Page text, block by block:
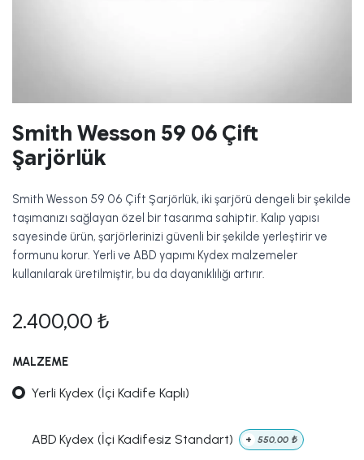
Smith Wesson 59 06 Çift
Şarjörlük
Smith Wesson 59 06 Çift Şarjörlük, iki şarjörü dengeli bir şekilde
taşımanızı sağlayan özel bir tasarıma sahiptir. Kalıp yapısı
sayesinde ürün, şarjörlerinizi güvenli bir şekilde yerleştirir ve
formunu korur. Yerli ve ABD yapımı Kydex malzemeler
kullanılarak üretilmiştir, bu da dayanıklılığı artırır.
2.400,00 ₺
MALZEME
Yerli Kydex (İçi Kadife Kaplı)
ABD Kydex (İçi Kadifesiz Standart) + 550,00 ₺